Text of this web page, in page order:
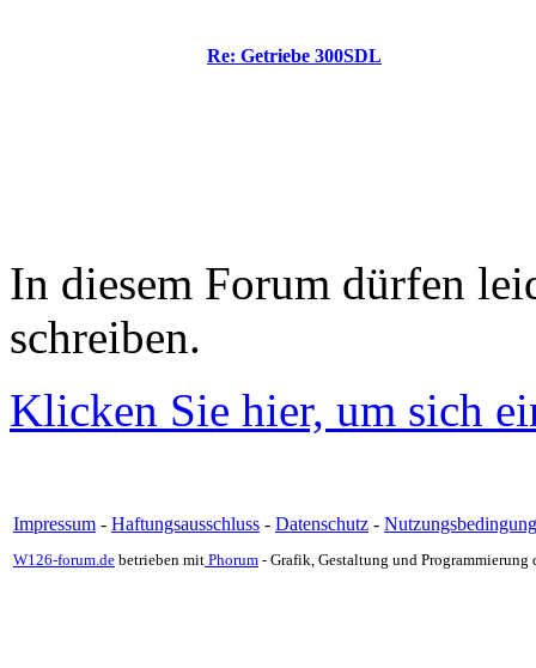
Re: Getriebe 300SDL
In diesem Forum dürfen
schreiben.
Klicken Sie hier, um sich
Impressum - Haftungsausschluss - Datenschutz -
W126-forum.de betrieben mit Phorum - Grafik, Gestaltung und Programmierung